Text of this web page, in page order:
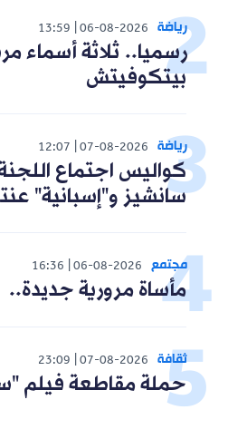
رياضة 06-08-2026
13:59
رسميا.. ثلاثة أسماء
بيتكوفيتش
رياضة 07-08-2026
12:07
كواليس اجتماع اللجنة
سانشيز و"إسبانية"
مجتمع 06-08-2026
16:36
مأساة مرورية جديدة..
ثقافة 07-08-2026
23:09
حملة مقاطعة فيلم